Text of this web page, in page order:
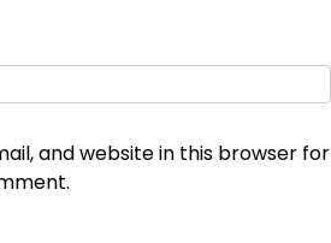
and website in this browser for